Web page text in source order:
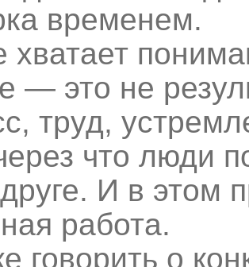
временем.
хватает
— это не
труд,
что люди
И в этом
работа.
говорить о